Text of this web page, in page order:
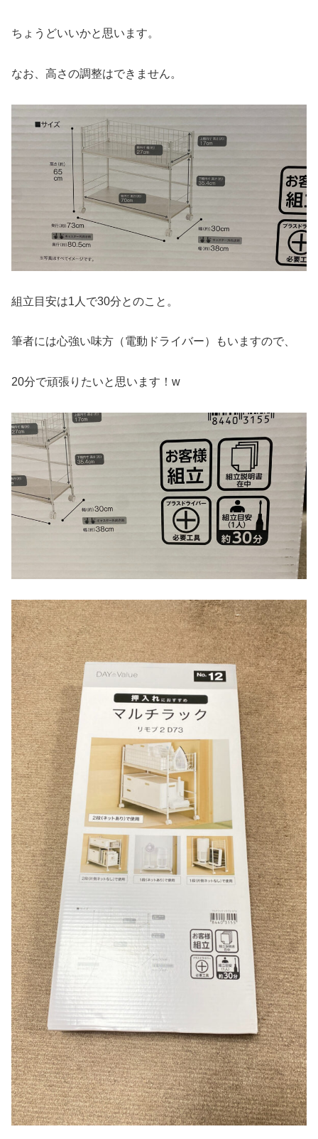
ちょうどいいかと思います。
なお、高さの調整はできません。
組立目安は1人で30分とのこと。
筆者には心強い味方（電動ドライバー）もいますので、
20分で頑張りたいと思います！w